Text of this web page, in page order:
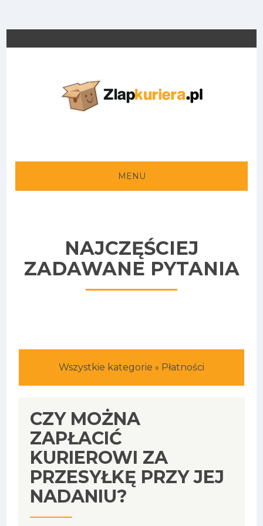
MENU
NAJCZĘŚCIEJ
ZADAWANE PYTANIA
Wszystkie kategorie » Płatności
CZY MOŻNA
ZAPŁACIĆ
KURIEROWI ZA
PRZESYŁKĘ PRZY JEJ
NADANIU?